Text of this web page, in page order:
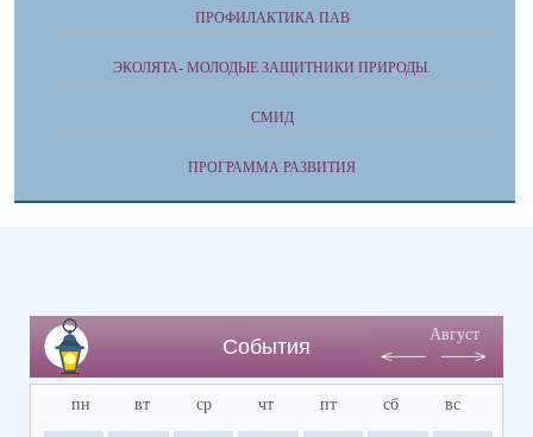
ПРОФИЛАКТИКА ПАВ
ЭКОЛЯТА- МОЛОДЫЕ ЗАЩИТНИКИ ПРИРОДЫ.
СМИД
ПРОГРАММА РАЗВИТИЯ
События
Август
пн вт ср чт пт сб вс